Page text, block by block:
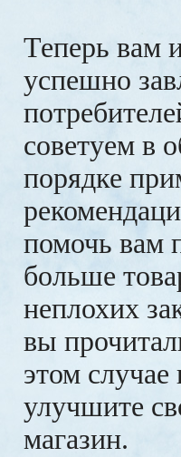
Теперь вам
успешно
советуем в
порядке
помочь вам
больше
неплохих
вы
этом случае
улучшите
магазин.